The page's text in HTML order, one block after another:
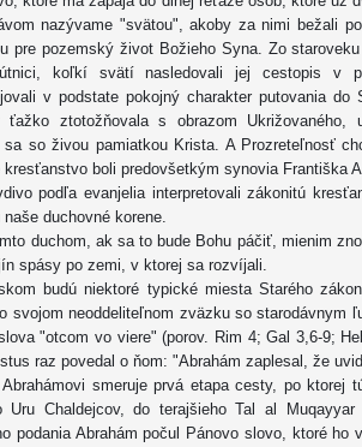
nazývame "svätou", akoby za nimi bežali
pre pozemský život Božieho Syna. Zo
koľkí svätí nasledovali jej cestopis v
v podstate pokojný charakter putovania
ťažko ztotožňovala s obrazom
sa so živou pamiatkou Krista. A Prozreteľnosť
kresťanstvo boli predovšetkým synovia Františka
podľa evanjelia interpretovali zákonitú
naše duchovné korene.
duchom, ak sa to bude Bohu páčiť, mienim
spásy po zemi, v ktorej sa rozvíjali.
budú niektoré typické miesta Starého
svojom neoddeliteľnom zväzku so starodávnym
"otcom vo viere" (porov. Rim 4; Gal 3,6-9;
raz povedal o ňom: "Abrahám zaplesal, že
Abrahámovi smeruje prvá etapa cesty, po
Uru Chaldejcov, do terajšieho Tal al
podania Abrahám počul Pánovo slovo, ktoré